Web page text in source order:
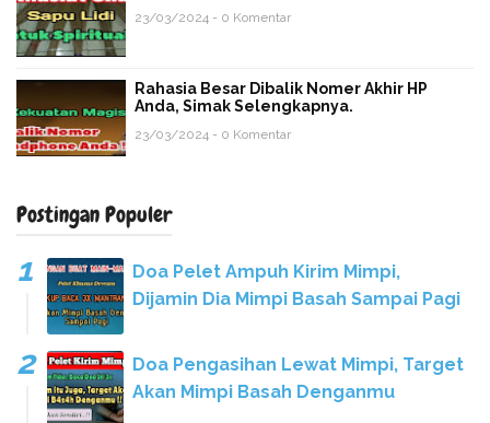
23/03/2024 - 0 Komentar
Rahasia Besar Dibalik Nomer Akhir HP
Anda, Simak Selengkapnya.
23/03/2024 - 0 Komentar
Postingan Populer
Doa Pelet Ampuh Kirim Mimpi,
Dijamin Dia Mimpi Basah Sampai Pagi
Doa Pengasihan Lewat Mimpi, Target
Akan Mimpi Basah Denganmu